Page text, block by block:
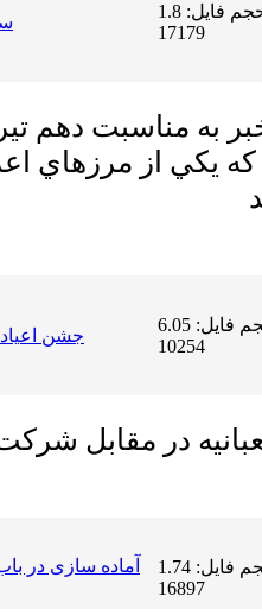
حجم فایل: 1.8 MB | دریافت ها:
17179
به مناسبت دهم
يكي از مرزهاي
جشن
حجم فایل: 6.05 MB | دریافت ها:
10254
در مقابل
آماده سازی در
حجم فایل: 1.74 MB | دریافت ها:
16897